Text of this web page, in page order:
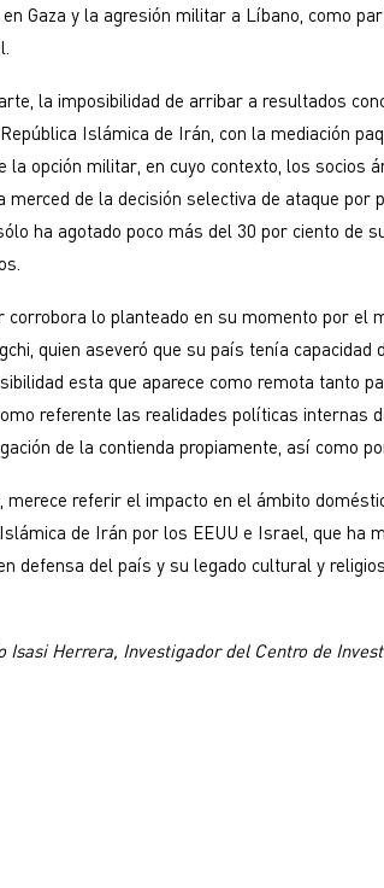
Gaza y la agresión militar a Líbano, como
la imposibilidad de arribar a resultados
Islámica de Irán, con la mediación
la opción militar, en cuyo contexto, los socios
merced de la decisión selectiva de ataque por
ha agotado poco más del 30 por ciento de
corrobora lo planteado en su momento por el
quien aseveró que su país tenía
esta que aparece como remota tanto
referente las realidades políticas internas
de la contienda propiamente, así como
merece referir el impacto en el ámbito
de Irán por los EEUU e Israel, que ha
defensa del país y su legado cultural y
Isasi Herrera, Investigador del Centro de